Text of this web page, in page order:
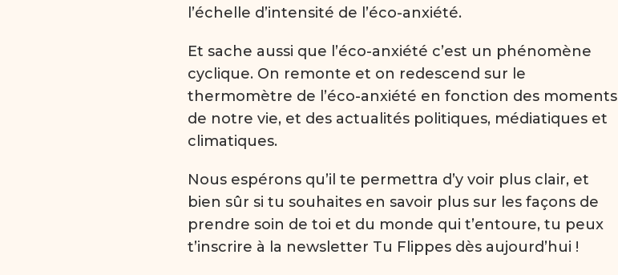
l’échelle d’intensité de l’éco-anxiété.
Et sache aussi que l’éco-anxiété c’est un phénomène
cyclique. On remonte et on redescend sur le
thermomètre de l’éco-anxiété en fonction des moments
de notre vie, et des actualités politiques, médiatiques et
climatiques.
Nous espérons qu’il te permettra d’y voir plus clair, et
bien sûr si tu souhaites en savoir plus sur les façons de
prendre soin de toi et du monde qui t’entoure, tu peux
t’inscrire à la newsletter Tu Flippes dès aujourd’hui !